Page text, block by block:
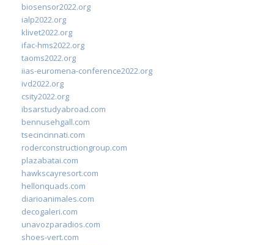
biosensor2022.org
ialp2022.org
klivet2022.org
ifac-hms2022.org
taoms2022.org
iias-euromena-conference2022.org
ivd2022.org
csity2022.org
ibsarstudyabroad.com
bennusehgall.com
tsecincinnati.com
roderconstructiongroup.com
plazabatai.com
hawkscayresort.com
hellonquads.com
diarioanimales.com
decogaleri.com
unavozparadios.com
shoes-vert.com